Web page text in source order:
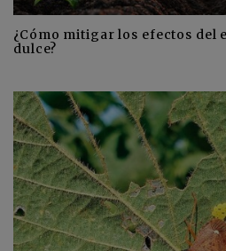
¿Cómo mitigar los efectos del
dulce?